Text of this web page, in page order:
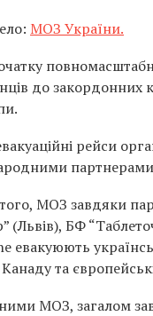
МОЗ України.
до закордонних
рейси
МОЗ завдяки
(Львів), БФ
евакуюють
та
МОЗ, загалом